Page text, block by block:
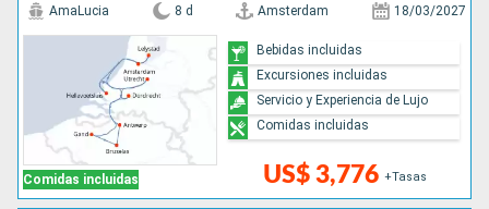
Comidas incluidas
AmaLucia 8 d Amsterdam 18/03/2027
US$ 3,776 +Tasas
Bebidas incluidas
Excursiones incluidas
Servicio y Experiencia de Lujo
Comidas incluidas